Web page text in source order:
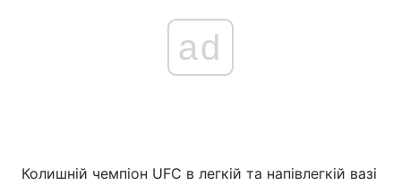
ad
Колишній чемпіон UFC в легкій та напівлегкій вазі